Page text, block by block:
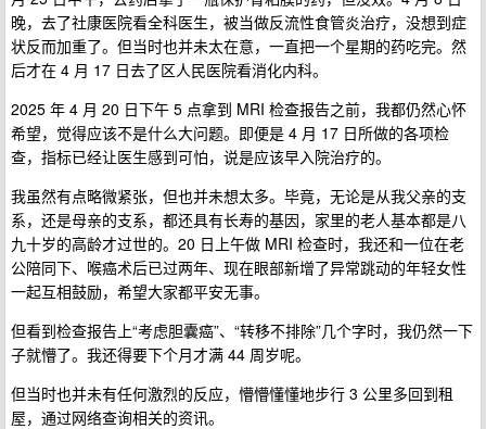
晚，去了社康医院看全科医生，被当做反流性食管炎治疗，没想到症
状反而加重了。但当时也并未太在意，一直把一个星期的药吃完。然
后才在 4 月 17 日去了区人民医院看消化内科。
2025 年 4 月 20 日下午 5 点拿到 MRI 检查报告之前，我都仍然心怀
希望，觉得应该不是什么大问题。即便是 4 月 17 日所做的各项检
查，指标已经让医生感到可怕，说是应该早入院治疗的。
我虽然有点略微紧张，但也并未想太多。毕竟，无论是从我父亲的支
系，还是母亲的支系，都还具有长寿的基因，家里的老人基本都是八
九十岁的高龄才过世的。20 日上午做 MRI 检查时，我还和一位在老
公陪同下、喉癌术后已过两年、现在眼部新增了异常跳动的年轻女性
一起互相鼓励，希望大家都平安无事。
但看到检查报告上“考虑胆囊癌”、“转移不排除”几个字时，我仍然一下
子就懵了。我还得要下个月才满 44 周岁呢。
但当时也并未有任何激烈的反应，懵懵懂懂地步行 3 公里多回到租
屋，通过网络查询相关的资讯。